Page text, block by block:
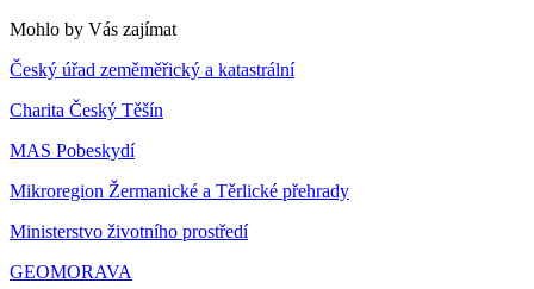
Mohlo by Vás zajímat
Český úřad zeměměřický a katastrální
Charita Český Těšín
MAS Pobeskydí
Mikroregion Žermanické a Těrlické přehrady
Ministerstvo životního prostředí
GEOMORAVA